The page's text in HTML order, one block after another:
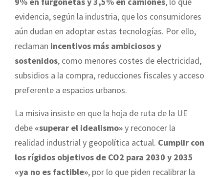
evidencia, según la industria, que los consumidores
aún dudan en adoptar estas tecnologías. Por ello,
reclaman incentivos más ambiciosos y
sostenidos, como menores costes de electricidad,
subsidios a la compra, reducciones fiscales y acceso
preferente a espacios urbanos.
La misiva insiste en que la hoja de ruta de la UE
debe «superar el idealismo»y reconocer la
realidad industrial y geopolítica actual. Cumplir con
los rígidos objetivos de CO2 para 2030 y 2035
«ya no es factible», por lo que piden recalibrar la